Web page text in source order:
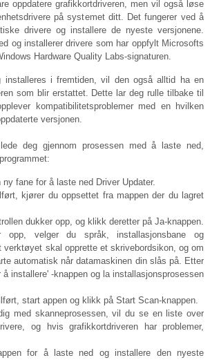
oppdatere grafikkortdriveren, men vil også løse
på systemet ditt. Det fungerer ved å
drivere og installere de nyeste versjonene.
og installerer drivere som har oppfylt Microsofts
Hardware Quality Labs-signaturen.
installeres i fremtiden, vil den også alltid ha en
som blir erstattet. Dette lar deg rulle tilbake til
kompatibilitetsproblemer med en hvilken
versjonen.
deg gjennom prosessen med å laste ned,
fane for å laste ned Driver Updater.
kjører du oppsettet fra mappen der du lagret
dukker opp, og klikk deretter på Ja-knappen.
opp, velger du språk, installasjonsbane og
verktøyet skal opprette et skrivebordsikon, og om
automatisk når datamaskinen din slås på. Etter
installere' -knappen og la installasjonsprosessen
start appen og klikk på Start Scan-knappen.
med skanneprosessen, vil du se en liste over
og hvis grafikkortdriveren har problemer,
for å laste ned og installere den nyeste